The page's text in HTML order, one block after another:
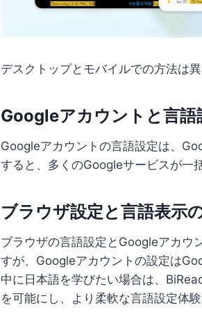
デスクトップとモバイルでの方法は
Googleアカウントと言語
Googleアカウントの言語設定は、
すると、多くのGoogleサービスが一
ブラウザ設定と言語表示
ブラウザの言語設定とGoogleアカウ
すが、Googleアカウントの設定は
中に日本語を学びたい場合は、
を可能にし、より柔軟な言語設定体